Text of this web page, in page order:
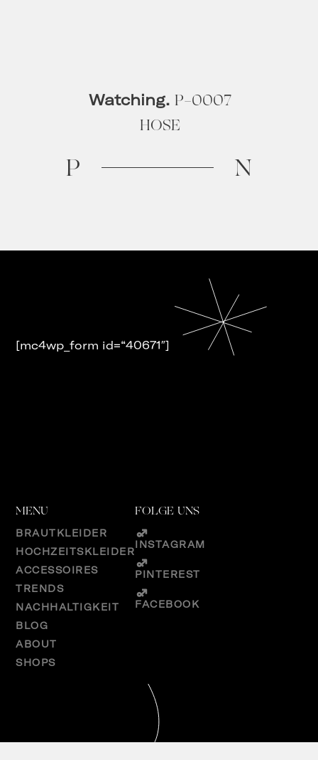
Watching. P-0007
HOSE
P N
[mc4wp_form id=“40671″]
MENU
BRAUTKLEIDER
HOCHZEITSKLEIDER
ACCESSOIRES
TRENDS
NACHHALTIGKEIT
BLOG
ABOUT
SHOPS
FOLGE UNS
INSTAGRAM
PINTEREST
FACEBOOK